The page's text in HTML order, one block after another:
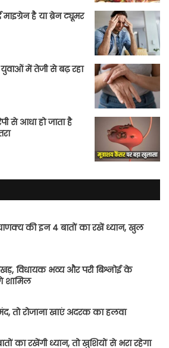
माइग्रेन है या ब्रेन ट्यूमर
में तेजी से बढ़ रहा
से आधा हो जाता है
की इन 4 बातों का रखें ध्यान, खुल
विधायक भव्य और परी बिश्नोई के
शामिल
तो रोजाना खाएं अदरक का हलवा
का रखेंगी ध्यान, तो खुशियों से भरा रहेगा